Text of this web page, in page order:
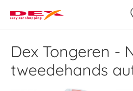
Dex Tongeren -
tweedehands